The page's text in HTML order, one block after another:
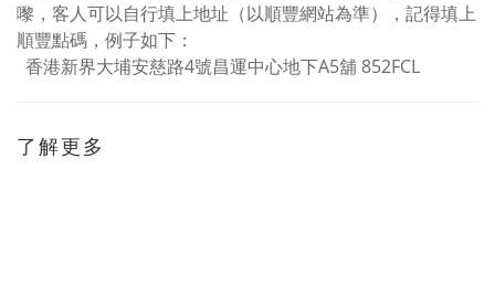
嚟，客人可以自行填上地址（以順豐網站為準），記得填上
順豐點碼，例子如下：
香港新界大埔安慈路4號昌運中心地下A5舖 852FCL
了解更多